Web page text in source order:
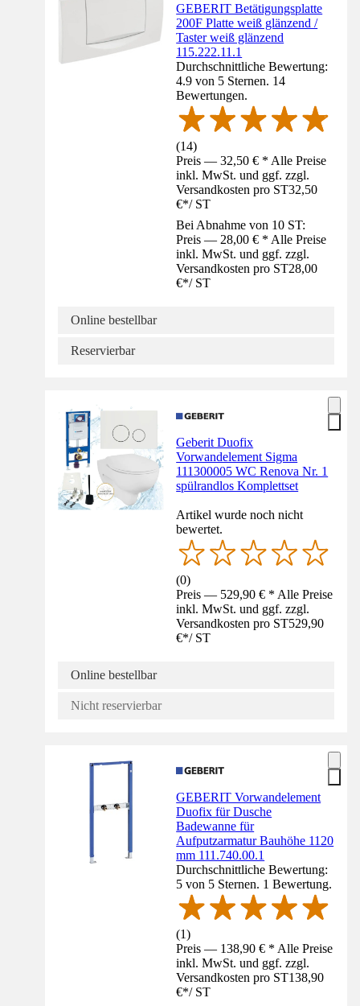
GEBERIT Betätigungsplatte
200F Platte weiß glänzend /
Taster weiß glänzend
115.222.11.1
Durchschnittliche Bewertung:
4.9 von 5 Sternen. 14
Bewertungen.
(14)
Preis — 32,50 € * Alle Preise
inkl. MwSt. und ggf. zzgl.
Versandkosten pro ST32,50
€*/ ST
Bei Abnahme von 10 ST:
Preis — 28,00 € * Alle Preise
inkl. MwSt. und ggf. zzgl.
Versandkosten pro ST28,00
€*/ ST
Online bestellbar
Reservierbar
Geberit Duofix
Vorwandelement Sigma
111300005 WC Renova Nr. 1
spülrandlos Komplettset
Artikel wurde noch nicht
bewertet.
(0)
Preis — 529,90 € * Alle Preise
inkl. MwSt. und ggf. zzgl.
Versandkosten pro ST529,90
€*/ ST
Online bestellbar
Nicht reservierbar
GEBERIT Vorwandelement
Duofix für Dusche
Badewanne für
Aufputzarmatur Bauhöhe 1120
mm 111.740.00.1
Durchschnittliche Bewertung:
5 von 5 Sternen. 1 Bewertung.
(1)
Preis — 138,90 € * Alle Preise
inkl. MwSt. und ggf. zzgl.
Versandkosten pro ST138,90
€*/ ST